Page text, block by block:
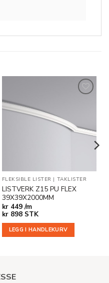
ønskeliste
FLEKSIBLE LISTER | TAKLISTER
LISTVERK Z15 PU FLEX
39X39X2000MM
kr449 /m
kr898 STK
LEGG I HANDLEKURV